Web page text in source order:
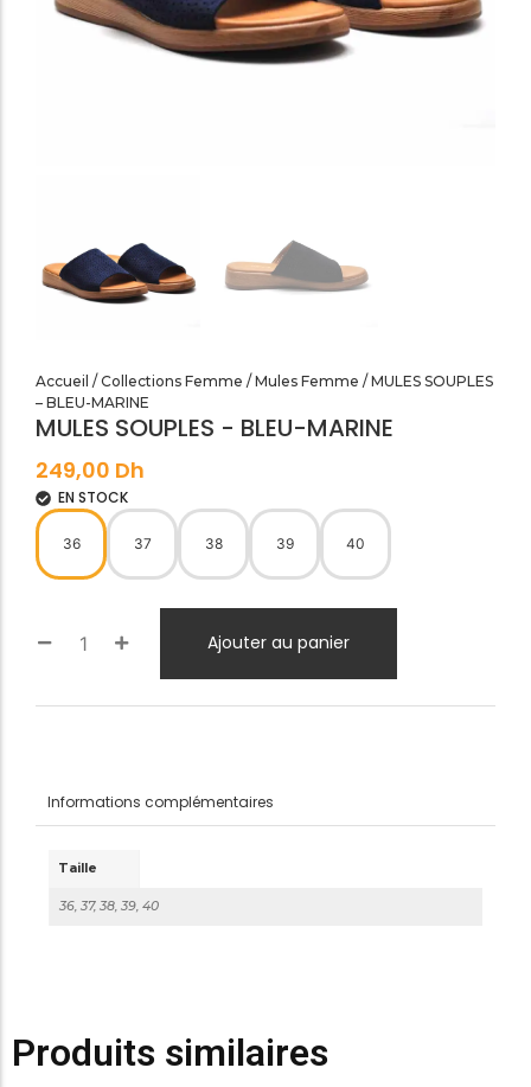
SANDALES PLATES & MEDICALES FEMME
SANDALES SOIRÉES FEMME
Accueil / Collections Femme / Mules Femme / MULES SOUPLES
– BLEU-MARINE
MULES SOUPLES - BLEU-MARINE
249,00 Dh
EN STOCK
36 37 38 39 40
Ajouter au panier
Informations complémentaires
Taille
36, 37, 38, 39, 40
Produits similaires